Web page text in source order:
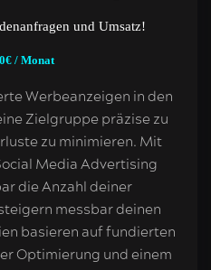
und Umsatz!
/ Monat
Werbeanzeigen in den
Zielgruppe präzise zu
zu minimieren. Mit
Media Advertising
die Anzahl deiner
messbar deinen
basieren auf fundierten
Optimierung und einem